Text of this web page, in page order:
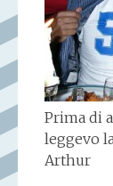
Prima di
leggevo
Arthur